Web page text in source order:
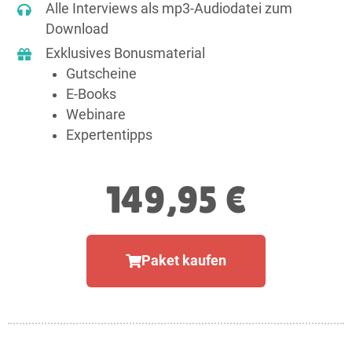
Alle Interviews als mp3-Audiodatei zum
Download
Exklusives Bonusmaterial
Gutscheine
E-Books
Webinare
Expertentipps
149,95 €
Paket kaufen